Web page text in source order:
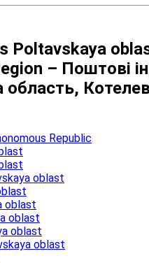
Poltavskaya
– Поштові
область,
Republic
oblast
oblast
oblast
oblast
oblast